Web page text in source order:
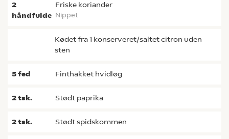
2
håndfulde
Friske koriander
nippet
Kødet fra 1 konserveret/saltet citron uden
sten
5fed finthakket hvidløg
2tsk. stødt paprika
2tsk. stødt spidskommen